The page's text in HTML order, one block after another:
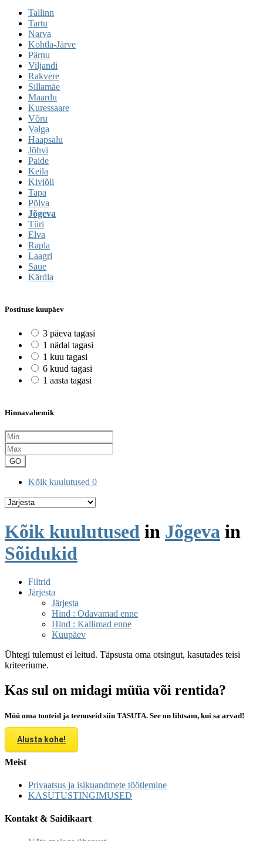
Tallinn
Tartu
Narva
Kohtla-Järve
Pärnu
Viljandi
Rakvere
Sillamäe
Maardu
Kuressaare
Võru
Valga
Haapsalu
Jõhvi
Paide
Keila
Kiviõli
Tapa
Põlva
Jõgeva
Türi
Elva
Rapla
Laagri
Saue
Kärdla
Postituse kuupäev
3 päeva tagasi
1 nädal tagasi
1 kuu tagasi
6 kuud tagasi
1 aasta tagasi
Hinnavahemik
GO
Kõik kuulutused 0
Kõik kuulutused in Jõgeva in
Sõidukid
Filtrid
Järjesta
Järjesta
Hind : Odavamad enne
Hind : Kallimad enne
Kuupäev
Ühtegi tulemust ei leitud. Täpsusta oma otsingut, kasutades teisi
kriteeriume.
Kas sul on midagi müüa või rentida?
Müü oma tooteid ja teenuseid siin TASUTA. See on lihtsam, kui sa arvad!
Alusta kohe!
Meist
Privaatsus ja isikuandmete töötlemine
KASUTUSTINGIMUSED
Kontakt & Saidikaart